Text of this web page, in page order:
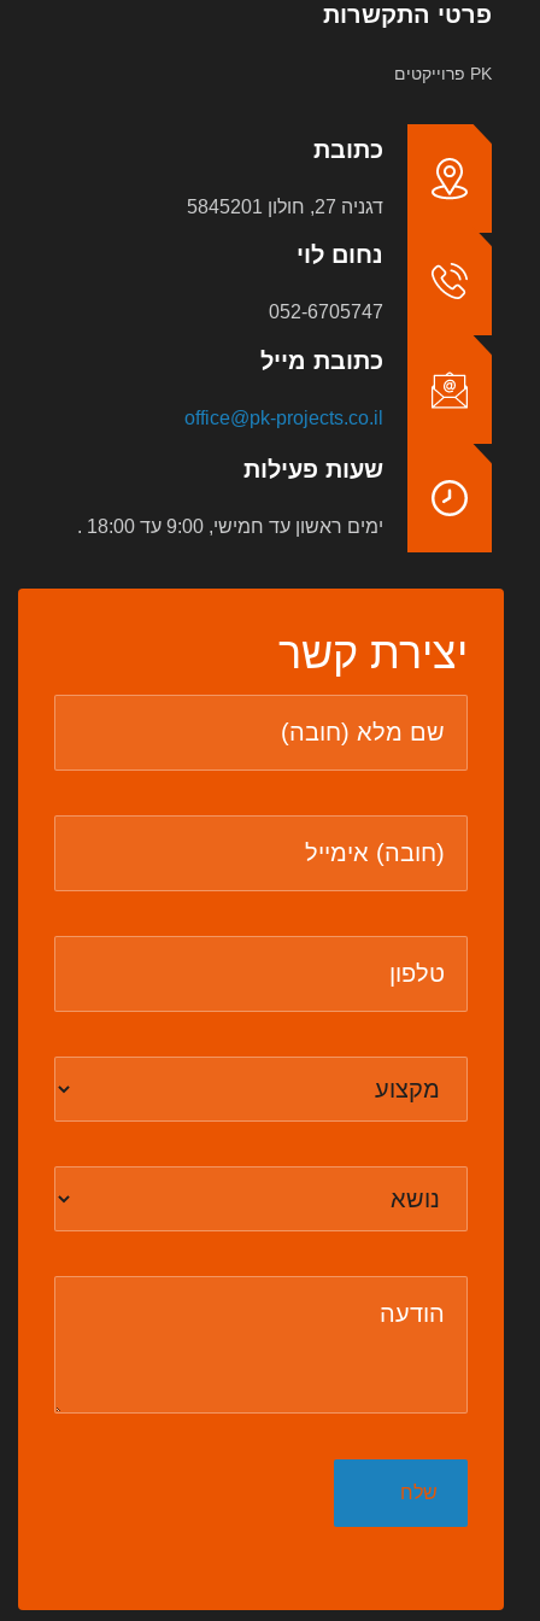
פרטי התקשרות
PK פרוייקטים
כתובת
דגניה 27, חולון 5845201
נחום לוי
052-6705747
כתובת מייל
office@pk-projects.co.il
שעות פעילות
ימים ראשון עד חמישי, 9:00 עד 18:00 .
יצירת קשר